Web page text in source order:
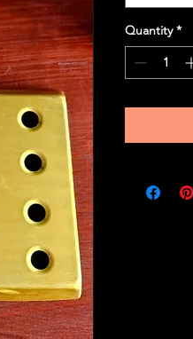
Quantity *